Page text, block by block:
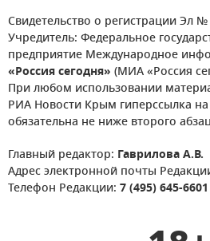
Свидетельство о регистрации Эл
Учредитель: Федеральное
предприятие Международное
«Россия сегодня» (МИА «Россия
При любом использовании
РИА Новости Крым гиперссылка
обязательна не ниже второго
Главный редактор: Гаврилова А.В.
Адрес электронной почты
Телефон Редакции: 7 (495) 645-6601